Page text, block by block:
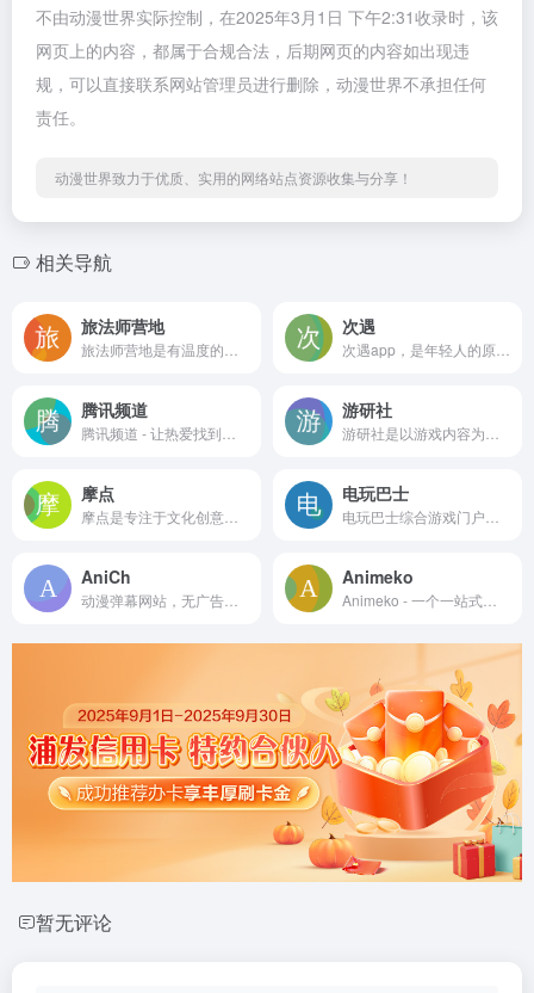
不由动漫世界实际控制，在2025年3月1日 下午2:31收录时，该
网页上的内容，都属于合规合法，后期网页的内容如出现违
规，可以直接联系网站管理员进行删除，动漫世界不承担任何
责任。
动漫世界致力于优质、实用的网络站点资源收集与分享！
相关导航
旅法师营地 次遇
腾讯频道 游研社
摩点 电玩巴士
AniCh Animeko
暂无评论